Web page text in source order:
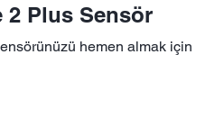
2 Plus Sensör
hemen almak için